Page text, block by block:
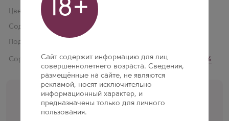
Цвет:
Содержание сахара:
Подарочная упаковка:
Сорт винограда: Грюнер Вельтлинер 100%
Помощь кависта
+7 (495) 197-77-56
18+
Сайт содержит информацию для лиц
совершеннолетнего возраста. Сведения,
размещённые на сайте, не являются
рекламой, носят исключительно
информационный характер, и
предназначены только для личного
пользования.